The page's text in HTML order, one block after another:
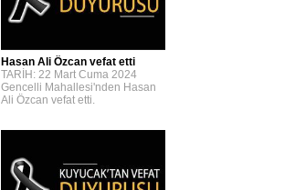
Hasan Ali Özcan vefat etti
TARİH: 22 Mart Cuma 2024
Gencelli Mahallesi'nden Hasan
Ali Özcan vefat etti.